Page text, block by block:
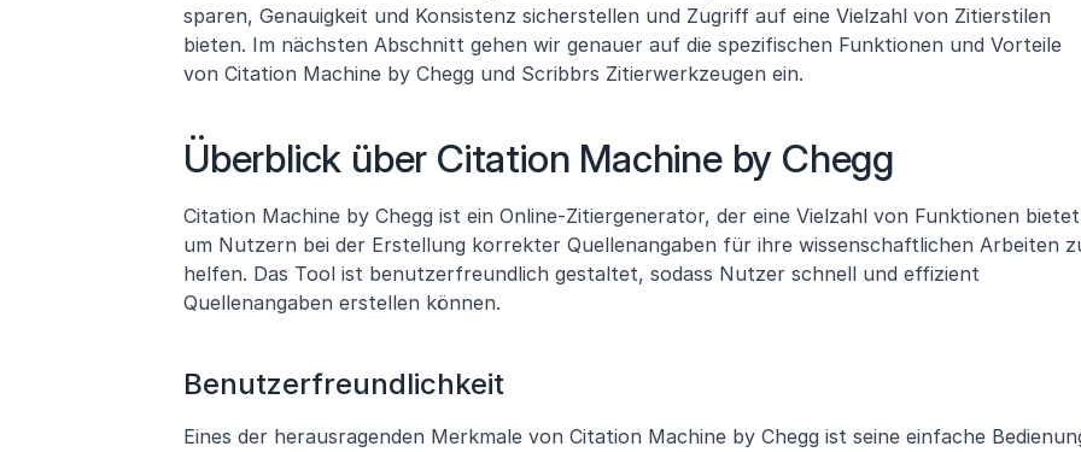
sparen, Genauigkeit und Konsistenz sicherstellen und Zugriff auf eine Vielzahl von Zitierstilen
bieten. Im nächsten Abschnitt gehen wir genauer auf die spezifischen Funktionen und Vorteile
von Citation Machine by Chegg und Scribbrs Zitierwerkzeugen ein.
Überblick über Citation Machine by Chegg
Citation Machine by Chegg ist ein Online-Zitiergenerator, der eine Vielzahl von Funktionen
um Nutzern bei der Erstellung korrekter Quellenangaben für ihre wissenschaftlichen Arbeiten
helfen. Das Tool ist benutzerfreundlich gestaltet, sodass Nutzer schnell und effizient
Quellenangaben erstellen können.
Benutzerfreundlichkeit
Eines der herausragenden Merkmale von Citation Machine by Chegg ist seine einfache